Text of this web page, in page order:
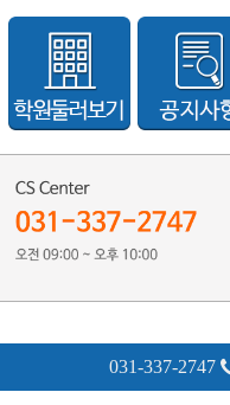
031-337-2747